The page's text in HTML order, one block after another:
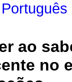
ao
no